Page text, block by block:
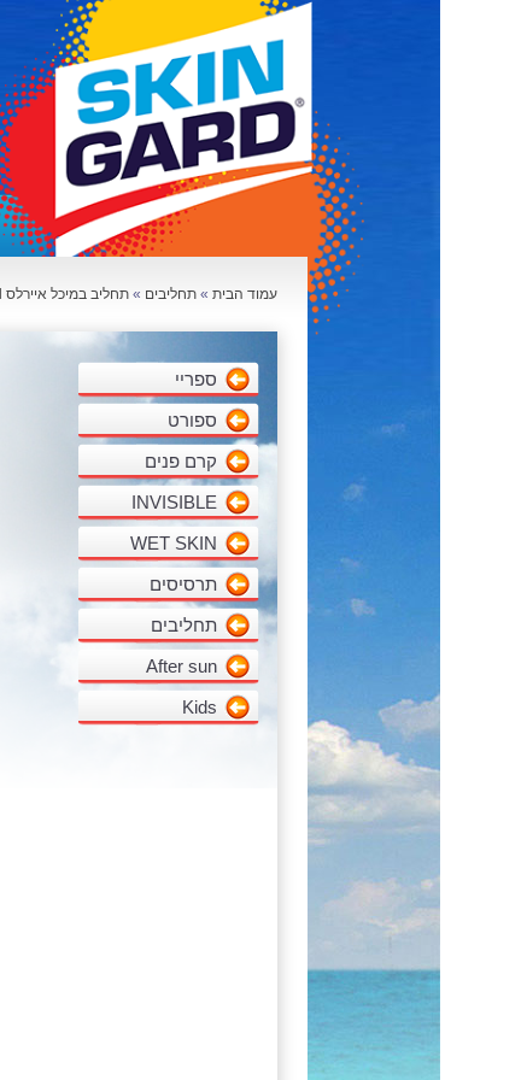
עמוד הבית » תחליבים » תחליב במיכל איירלס 150ml
ספריי
ספורט
קרם פנים
INVISIBLE
WET SKIN
תרסיסים
תחליבים
After sun
Kids